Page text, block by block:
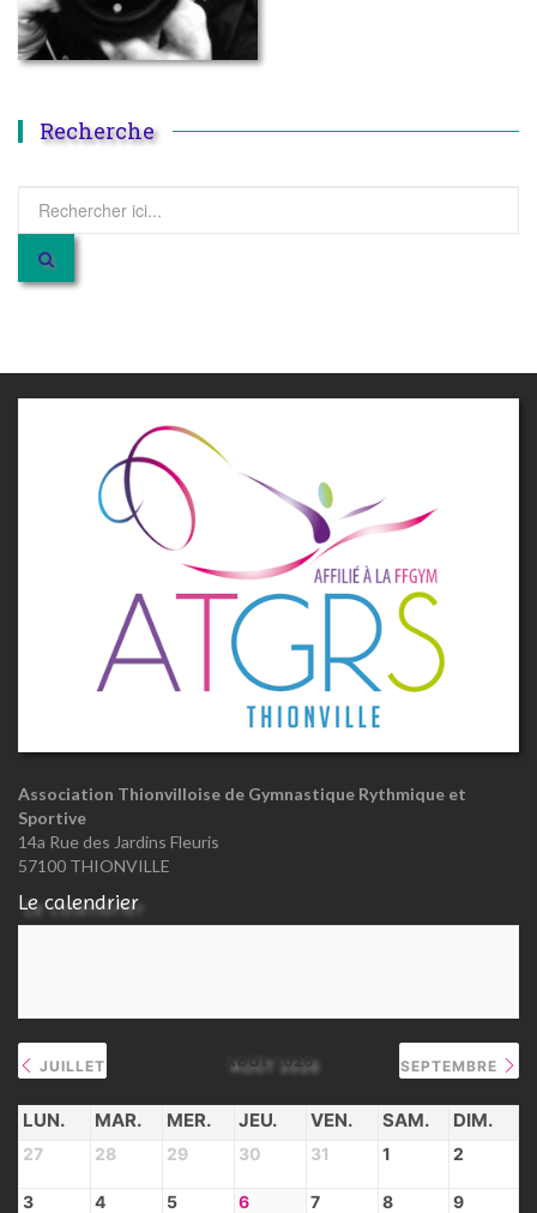
Recherche
Association Thionvilloise de Gymnastique Rythmique et
Sportive
14a Rue des Jardins Fleuris
57100 THIONVILLE
Le calendrier
JUILLET AOÛT 2026 SEPTEMBRE
LUN. MAR. MER. JEU. VEN. SAM. DIM.
27 28 29 30 31 1 2
3 4 5 6 7 8 9